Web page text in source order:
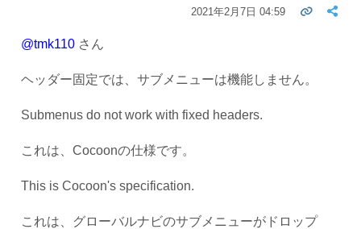
2021年2月7日 04:59
@tmk110 さん
ヘッダー固定では、サブメニューは機能しません。
Submenus do not work with fixed headers.
これは、Cocoonの仕様です。
This is Cocoon's specification.
これは、グローバルナビのサブメニューがドロップ